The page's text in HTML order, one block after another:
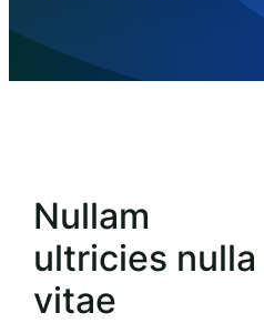
Nullam
ultricies nulla
vitae